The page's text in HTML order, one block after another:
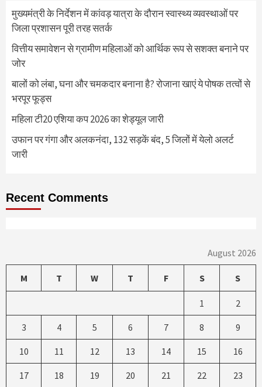
मुख्यमंत्री के निर्देशन में कांवड़ यात्रा के दौरान स्वास्थ्य व्यवस्थाओं पर
जिला प्रशासन पूरी तरह सतर्क
वित्तीय समावेशन से ग्रामीण महिलाओं को आर्थिक रूप से सशक्त बनाने पर
जोर
बालों को लंबा, घना और चमकदार बनाना है? रोजाना खाएं ये पोषक तत्वों से
भरपूर फूड्स
महिला टी20 एशिया कप 2026 का शेड्यूल जारी
उफान पर गंगा और अलकनंदा, 132 सड़कें बंद, 5 जिलों में येलो अलर्ट
जारी
Recent Comments
August 2026
M T W T F S S
1 2
3 4 5 6 7 8 9
10 11 12 13 14 15 16
17 18 19 20 21 22 23